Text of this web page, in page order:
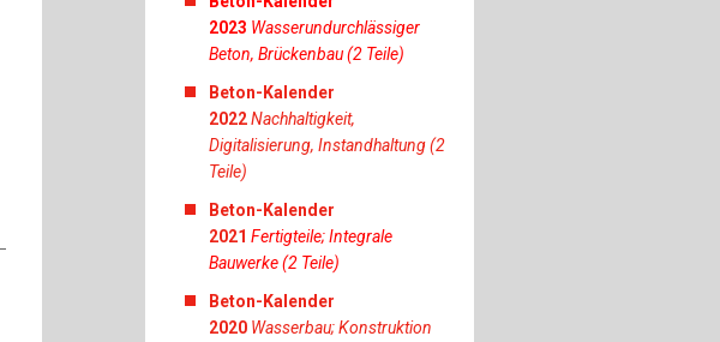
2023 Wasserundurchlässiger
Beton, Brückenbau (2 Teile)
Beton-Kalender
2022Nachhaltigkeit,
Digitalisierung, Instandhaltung (2
Teile)
Beton-Kalender
2021Fertigteile; Integrale
Bauwerke (2 Teile)
Beton-Kalender
2020 Wasserbau; Konstruktion